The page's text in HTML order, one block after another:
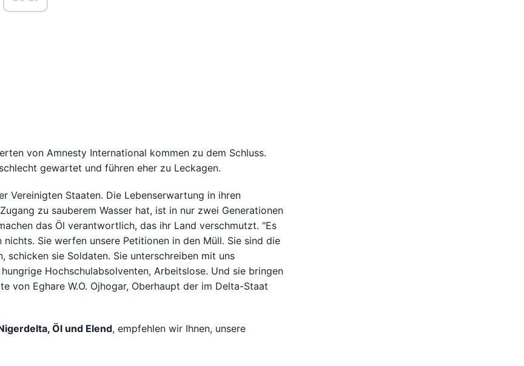
von Amnesty International kommen zu dem Schluss.
gewartet und führen eher zu Leckagen.
Vereinigten Staaten. Die Lebenserwartung in ihren
zu sauberem Wasser hat, ist in nur zwei Generationen
das Öl verantwortlich, das ihr Land verschmutzt. "Es
Sie werfen unsere Petitionen in den Müll. Sie sind die
schicken sie Soldaten. Sie unterschreiben mit uns
Hochschulabsolventen, Arbeitslose. Und sie bringen
von Eghare W.O. Ojhogar, Oberhaupt der im Delta-Staat
Öl und Elend, empfehlen wir Ihnen, unsere